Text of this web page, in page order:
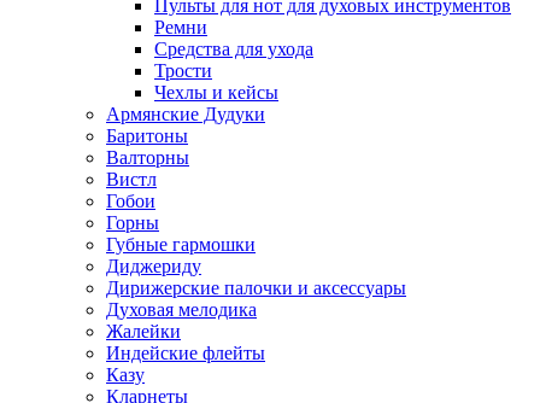
Пульты для нот для духовых инструментов
Ремни
Средства для ухода
Трости
Чехлы и кейсы
Армянские Дудуки
Баритоны
Валторны
Вистл
Гобои
Горны
Губные гармошки
Диджериду
Дирижерские палочки и аксессуары
Духовая мелодика
Жалейки
Индейские флейты
Казу
Кларнеты